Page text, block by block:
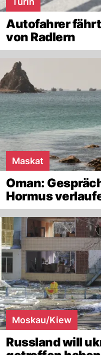
Autofahrer
von Radlern
Maskat
Oman:
Hormus
Moskau/Kiew
Russland will